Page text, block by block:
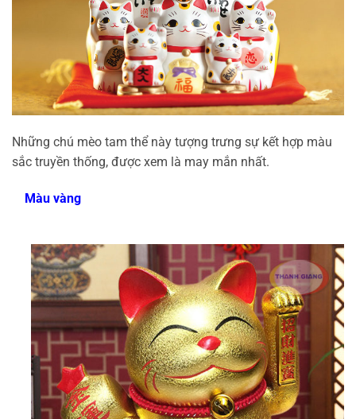
Những chú mèo tam thể này tượng trưng sự kết hợp màu
sắc truyền thống, được xem là may mắn nhất.
Màu vàng